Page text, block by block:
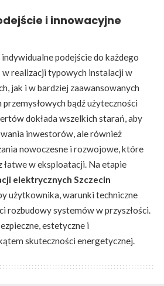
i innowacyjne
podejście do każdego
w realizacji typowych instalacji w
jak i w bardziej zaawansowanych
bądź użyteczności
dokłada wszelkich starań, aby
inwestorów, ale również
nowoczesne i rozwojowe, które
łatwe w eksploatacji. Na etapie
elektrycznych Szczecin
użytkownika, warunki techniczne
rozbudowy systemów w przyszłości.
estetyczne i
skuteczności energetycznej.